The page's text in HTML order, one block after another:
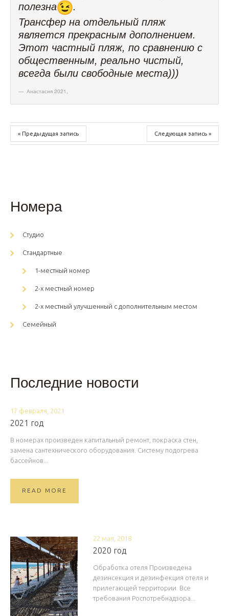
полезна
.
Трансфер на отдельный пляж
является прекрасным дополнением.
Этот частный пляж, по сравнению с
общественным, реально чистый,
всегда были свободные места)))
Анастасия 2021
« Предыдущая запись Следующая запись »
Номера
Студио
Стандартные
1-местный номер
2-х местный номер
2-х местный улучшенный с дополнительным местом
Семейный
Последние новости
17 февраля, 2021
2021 год
В номерах произведен капитальный ремонт, покраска стен,
замена сантехнического оборудования. Систему подогрева
бассейнов...
READ MORE
22 мая, 2018
2020 год
Обработка отеля Произведена
дезинсекция и дезинфекция отеля и
прилегающей территории. Все
требования Роспотребнадзора...